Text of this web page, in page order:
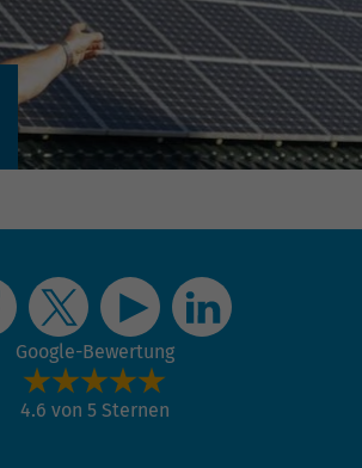
Mehr erfahren »
Google-Bewertung
4.6 von 5 Sternen